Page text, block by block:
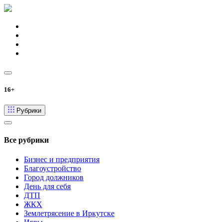
16+
Рубрики
Все рубрики
Бизнес и предприятия
Благоустройство
Город должников
День для себя
ДТП
ЖКХ
Землетрясение в Иркутске